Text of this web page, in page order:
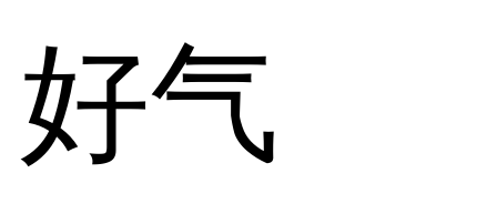
好气